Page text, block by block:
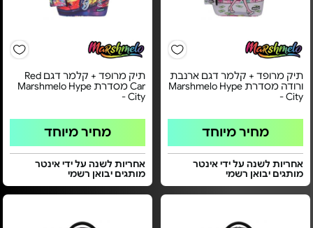
תיק מרופד + קלמר דגם ארנבת
ורודה מסדרת Marshmelo Hype
City -
מחיר מיוחד
אחריות לשנה על ידי אינטר
מותגים יבואן רשמי
תיק מרופד + קלמר דגם Red
Car מסדרת Marshmelo Hype
City -
מחיר מיוחד
אחריות לשנה על ידי אינטר
מותגים יבואן רשמי